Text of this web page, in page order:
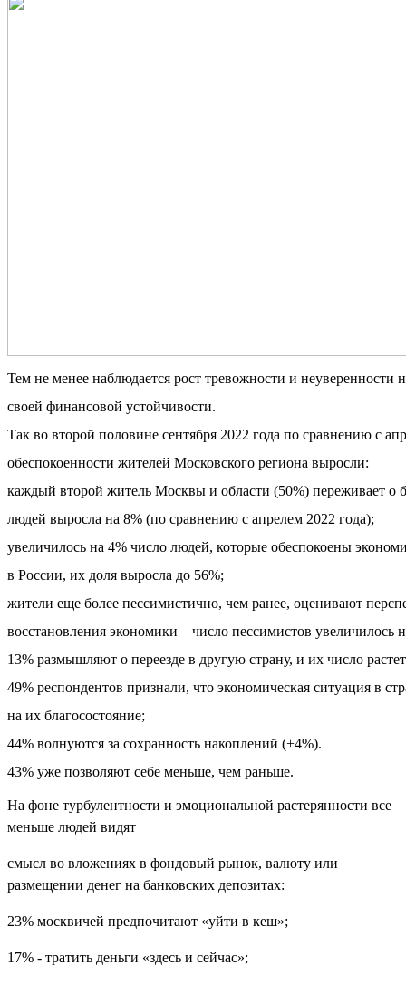
Тем не менее наблюдается рост тревожности и неуверенности
своей финансовой устойчивости.
Так во второй половине сентября 2022 года по сравнению с
обеспокоенности жителей Московского региона выросли:
каждый второй житель Москвы и области (50%) переживает о
людей выросла на 8% (по сравнению с апрелем 2022 года);
увеличилось на 4% число людей, которые обеспокоены
в России, их доля выросла до 56%;
жители еще более пессимистично, чем ранее, оценивают
восстановления экономики – число пессимистов увеличилось
13% размышляют о переезде в другую страну, и их число
49% респондентов признали, что экономическая ситуация в
на их благосостояние;
44% волнуются за сохранность накоплений (+4%).
43% уже позволяют себе меньше, чем раньше.
На фоне турбулентности и эмоциональной растерянности все
меньше людей видят
смысл во вложениях в фондовый рынок, валюту или
размещении денег на банковских депозитах:
23% москвичей предпочитают «уйти в кеш»;
17% - тратить деньги «здесь и сейчас»;